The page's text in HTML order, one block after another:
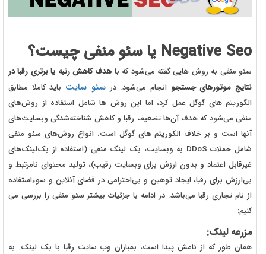
Negative Seo یا سئو منفی چیست؟
سئو منفی به روش هایی گفته می‌شود که با هدف کاهش رتبه یا برتری رقبا در
نتایج موتورهای جستجو انجام می‌شود. درسئو سایت باید کاملا مطابق
الگوریتم های گوگل عمل کرد، اما این روش ها شامل استفاده از روش‌های
منفی می‌شود که هدف آن‌ها تضعیف رقبا و کاهش شناخته‌شدگی وبسایت‌های
آنها است و بر خلاف الکوریتم های گوگل است. انواع روش‌های سئو منفی
شامل حملات DDoS به وبسایت، بک ‌لینک منفی (استفاده از بک‌لینک‌های
غیرقابل اعتماد و بدون ارزش برای وبسایت رقیب)، تولید محتوای نامرتبط و
بی‌ارزش برای رقبا، ایجاد توهین و بی‌احترامی در فضای آنلاین و سوءاستفاده
از نام تجاری رقبا می‌باشد. در ادامه با جزئیات بیشتر سئو منفی را بررسی می
کنیم:
مزرعه لینک:
همان طور که از نامش پیدا است، بمباران وب سایت رقبا با بک لینک. به